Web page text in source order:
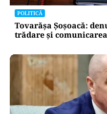
POLITICĂ
Tovarășa Șoșoacă:
trădare și